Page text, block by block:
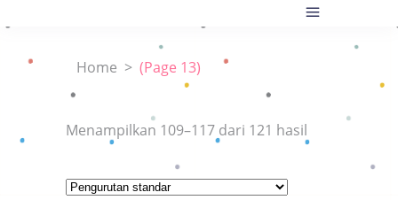
Home > (Page 13)
Menampilkan 109–117 dari 121 hasil